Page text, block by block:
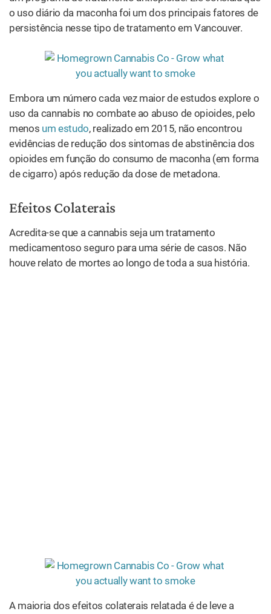
o uso diário da maconha foi um dos principais fatores de
persistência nesse tipo de tratamento em Vancouver.
Embora um número cada vez maior de estudos explore o
uso da cannabis no combate ao abuso de opioides, pelo
menos um estudo, realizado em 2015, não encontrou
evidências de redução dos sintomas de abstinência dos
opioides em função do consumo de maconha (em forma
de cigarro) após redução da dose de metadona.
Efeitos Colaterais
Acredita-se que a cannabis seja um tratamento
medicamentoso seguro para uma série de casos. Não
houve relato de mortes ao longo de toda a sua história.
A maioria dos efeitos colaterais relatada é de leve a